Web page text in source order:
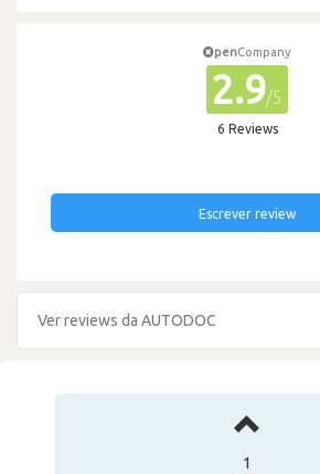
penCompany
2.9/5
6 Reviews
Escrever review
Ver reviews da AUTODOC
1